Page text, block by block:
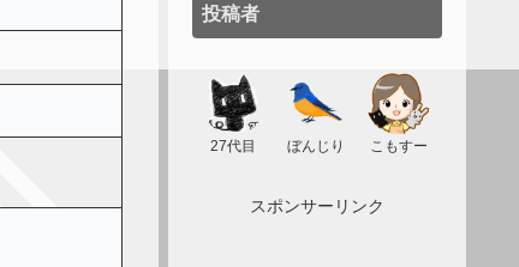
投稿者
27代目 ぼんじり こもすー
スポンサーリンク